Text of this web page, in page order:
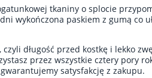
tkaniny o splocie
wykończona paskiem z gumą co
długość przed kostkę i lekko
przez wszystkie cztery pory
satysfakcję z zakupu.